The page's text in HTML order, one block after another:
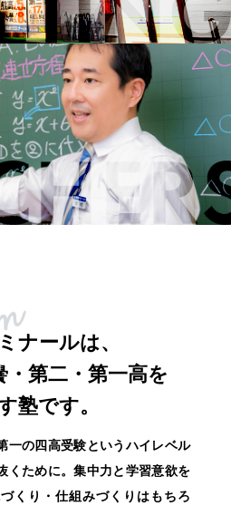
ナールは、
・第二・第一高を
塾です。
一の四高受験というハイレベル
くために。集中力と学習意欲を
くり・仕組みづくりはもちろ